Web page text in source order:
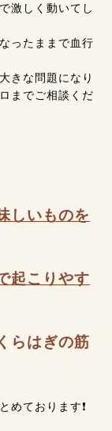
激しく動いてし
ったままで血行
きな問題になり
までご相談くだ
しいものを
起こりやす
らはぎの筋
めております❗